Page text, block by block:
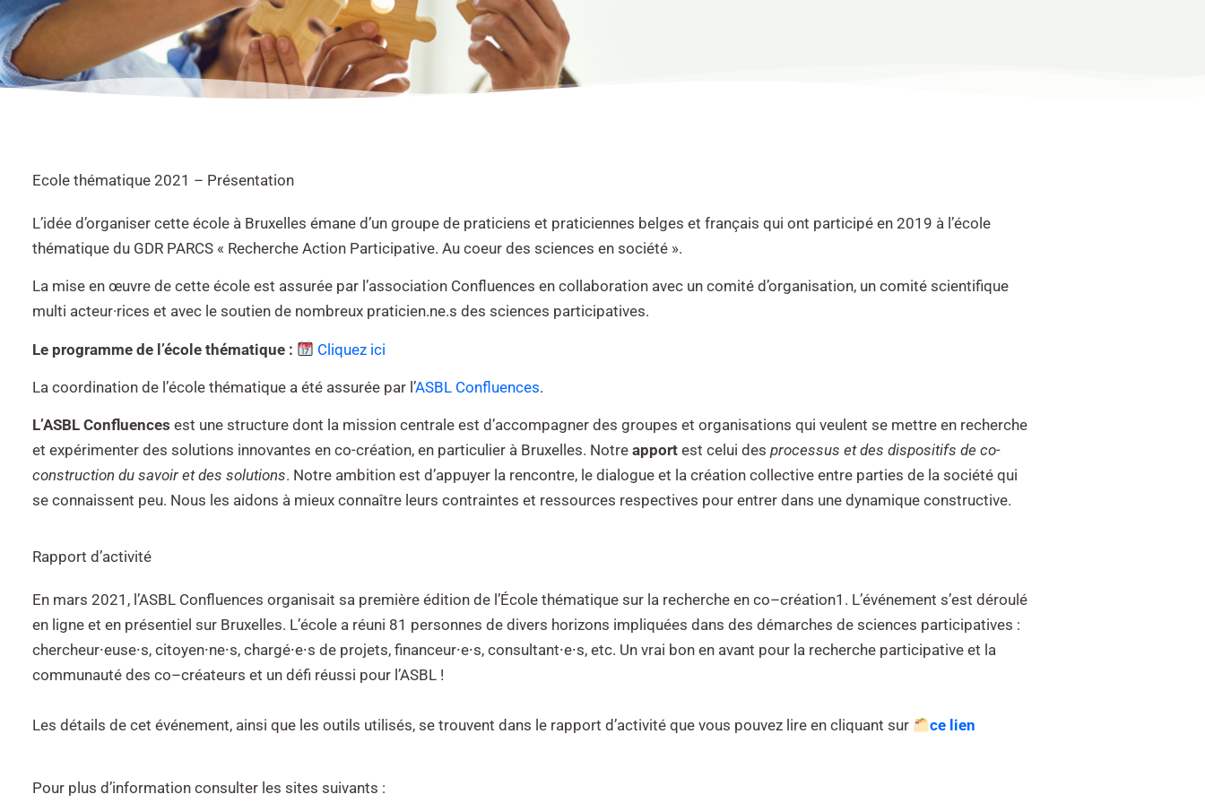
Ecole thématique 2021 – Présentation
L’idée d’organiser cette école à Bruxelles émane d’un groupe de praticiens et praticiennes belges et français qui ont participé en 2019 à l’école
thématique du GDR PARCS « Recherche Action Participative. Au coeur des sciences en société ».
La mise en œuvre de cette école est assurée par l’association Confluences en collaboration avec un comité d’organisation, un comité scientifique
multi acteur·rices et avec le soutien de nombreux praticien.ne.s des sciences participatives.
Le programme de l’école thématique : Cliquez ici
La coordination de l’école thématique a été assurée par l’ASBL Confluences.
L’ASBL Confluences est une structure dont la mission centrale est d’accompagner des groupes et organisations qui veulent se mettre en recherche
et expérimenter des solutions innovantes en co-création, en particulier à Bruxelles. Notre apport est celui des processus et des dispositifs de co-
construction du savoir et des solutions. Notre ambition est d’appuyer la rencontre, le dialogue et la création collective entre parties de la société qui
se connaissent peu. Nous les aidons à mieux connaître leurs contraintes et ressources respectives pour entrer dans une dynamique constructive.
Rapport d’activité
En mars 2021, l’ASBL Confluences organisait sa première édition de l’École thématique sur la recherche en co–création1 . L’événement s’est déroulé
en ligne et en présentiel sur Bruxelles. L’école a réuni 81 personnes de divers horizons impliquées dans des démarches de sciences participatives :
chercheur⸱euse⸱s, citoyen⸱ne⸱s, chargé⸱e⸱s de projets, financeur⸱e⸱s, consultant⸱e⸱s, etc. Un vrai bon en avant pour la recherche participative et la
communauté des co–créateurs et un défi réussi pour l’ASBL !
Les détails de cet événement, ainsi que les outils utilisés, se trouvent dans le rapport d’activité que vous pouvez lire en cliquant sur ce lien
Pour plus d’information consulter les sites suivants :